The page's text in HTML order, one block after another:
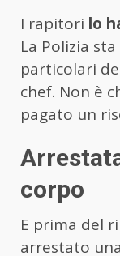
I rapitori lo
La Polizia
particolari
chef. Non è
pagato un
corpo
E prima del
arrestato